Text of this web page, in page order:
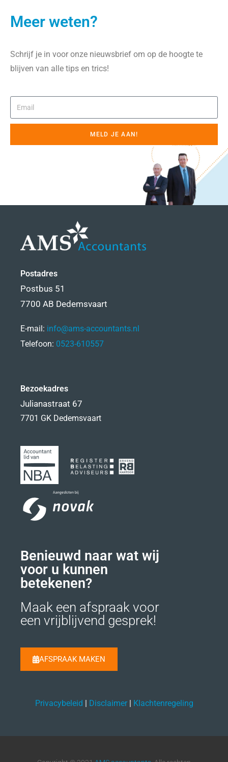
Meer weten?
Schrijf je in voor onze nieuwsbrief om op de hoogte te
blijven van alle tips en trics!
MELD JE AAN!
Postadres
Postbus 51
7700 AB Dedemsvaart
E-mail: info@ams-accountants.nl
Telefoon: 0523-610557
Bezoekadres
Julianastraat 67
7701 GK Dedemsvaart
Benieuwd naar wat wij
voor u kunnen
betekenen?
Maak een afspraak voor
een vrijblijvend gesprek!
AFSPRAAK MAKEN
Privacybeleid Disclaimer| Klachtenregeling